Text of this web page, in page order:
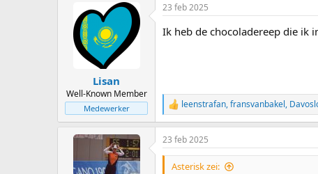
Lisan
Well-Known Member
Medewerker
23 feb 2025
Ik heb de chocoladereep die ik
R
e
a
c
t
leenstrafan,fransvanbakel,
23 feb 2025
Asterisk zei: